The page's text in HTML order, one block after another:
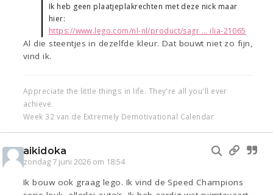
Ik heb geen plaatjeplakrechten met deze nick maar
hier:
https://www.lego.com/nl-nl/product/sagr ... ilia-21065
Al die steentjes in dezelfde kleur. Dat bouwt niet zo fijn,
vind ik.
Appreciate the little things in life. They're all you'll ever
achieve.
Week 32 van de Extremely Demotivational Calendar
aikidoka
zondag 7 juni 2026 om 18:54
Ik bouw ook graag lego. Ik vind de Speed Champions